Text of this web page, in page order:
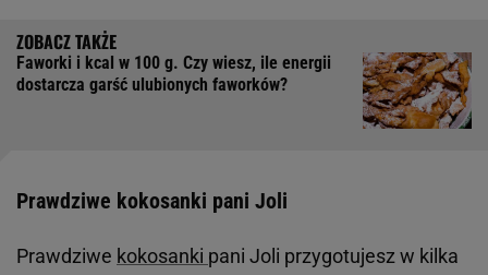
Faworki i kcal w 100 g. Czy wiesz, ile energii
dostarcza garść ulubionych faworków?
Prawdziwe kokosanki pani Joli
Prawdziwe kokosanki pani Joli przygotujesz w kilka